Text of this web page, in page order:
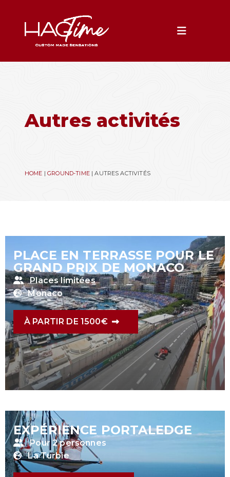
Toggle
Autres activités
HOME |GROUND-TIME|AUTRES ACTIVITÉS
PLACE EN TERRASSE POUR LE
GRAND PRIX DE MONACO
Places limitées
Monaco
À PARTIR DE 1500€
EXPÉRIENCE PORTALEDGE
Pour 2 personnes
La Turbie